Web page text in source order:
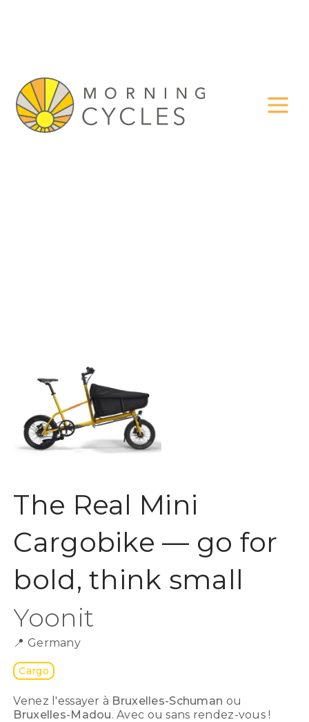
The Real Mini
Cargobike — go for
bold, think small
Yoonit
📍 Germany
Cargo
Venez l'essayer à Bruxelles-Schuman ou
Bruxelles-Madou. Avec ou sans rendez-vous !